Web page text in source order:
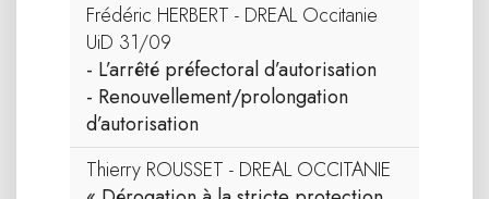
Frédéric HERBERT - DREAL Occitanie
UiD 31/09
- L’arrêté préfectoral d’autorisation
- Renouvellement/prolongation
d’autorisation
Thierry ROUSSET - DREAL OCCITANIE